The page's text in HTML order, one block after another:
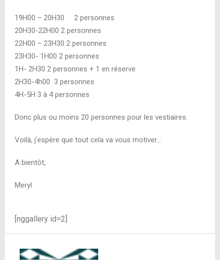
19H00 – 20H30 2 personnes
20H30-22H00 2 personnes
22H00 – 23H30 2 personnes
23H30- 1H00 2 personnes
1H- 2H30 2 personnes + 1 en réserve
2H30-4h00 3 personnes
4H-5H 3 à 4 personnes
Donc plus ou moins 20 personnes pour les vestiaires.
Voilà, j’espère que tout cela va vous motiver…
A bientôt,
Meryl
[nggallery id=2]